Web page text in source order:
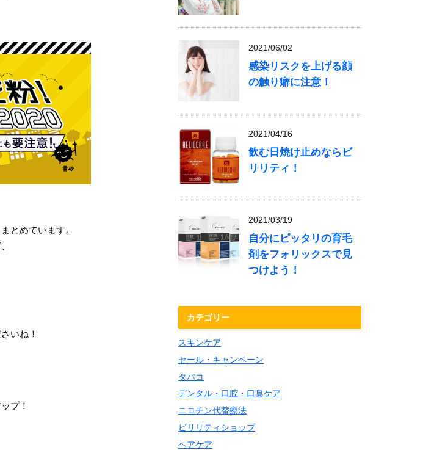
とめています。
いね！
プ！
2021/06/02
感染リスクを上げる顔
の触り癖に注意！
2021/04/16
飲む日焼け止めならビ
リリティ！
2021/03/19
自分にピッタリの育毛
剤をフォリックスで見
つけよう！
カテゴリー
スキンケア
セール・キャンペーン
タバコ
デンタル・口腔・口臭ケア
ニコチン代替療法
ビリリティショップ
ヘアケア